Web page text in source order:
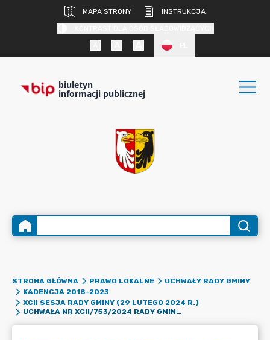
MAPA STRONY
INSTRUKCJA
biuletyn
informacji publicznej
STRONA GŁÓWNA PRAWO LOKALNE
UCHWAŁY RADY GMINY
KADENCJA 2018-2023
XCII SESJA RADY GMINY (29 LUTEGO 2024 R.)
UCHWAŁA NR XCII/753/2024 RADY GMINY RASZYN Z DNIA 29 LUTEGO 2024 ROKU W SPRAWIE ZATWIERDZENIA PLANU PRACY KOMISJI REWIZYJNEJ RADY GMINY RASZYN NA 2024 ROK